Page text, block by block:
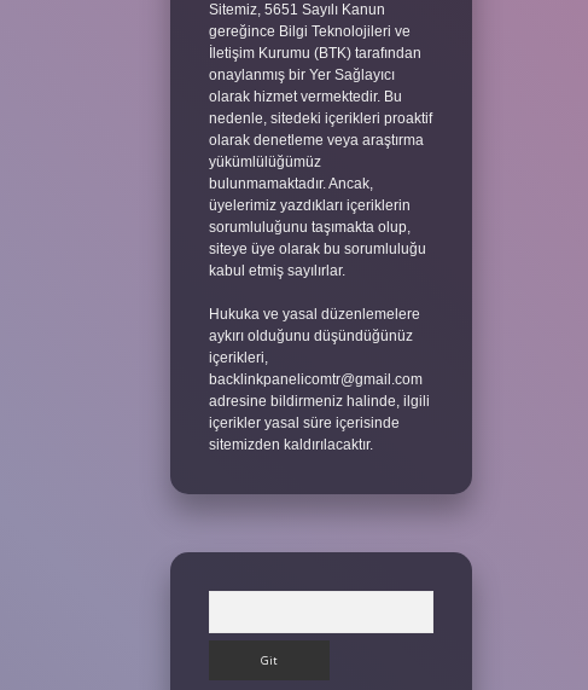
Sitemiz, 5651 Sayılı Kanun
gereğince Bilgi Teknolojileri ve
İletişim Kurumu (BTK) tarafından
onaylanmış bir Yer Sağlayıcı
olarak hizmet vermektedir. Bu
nedenle, sitedeki içerikleri proaktif
olarak denetleme veya araştırma
yükümlülüğümüz
bulunmamaktadır. Ancak,
üyelerimiz yazdıkları içeriklerin
sorumluluğunu taşımakta olup,
siteye üye olarak bu sorumluluğu
kabul etmiş sayılırlar.
Hukuka ve yasal düzenlemelere
aykırı olduğunu düşündüğünüz
içerikleri,
backlinkpanelicomtr@gmail.com
adresine bildirmeniz halinde, ilgili
içerikler yasal süre içerisinde
sitemizden kaldırılacaktır.